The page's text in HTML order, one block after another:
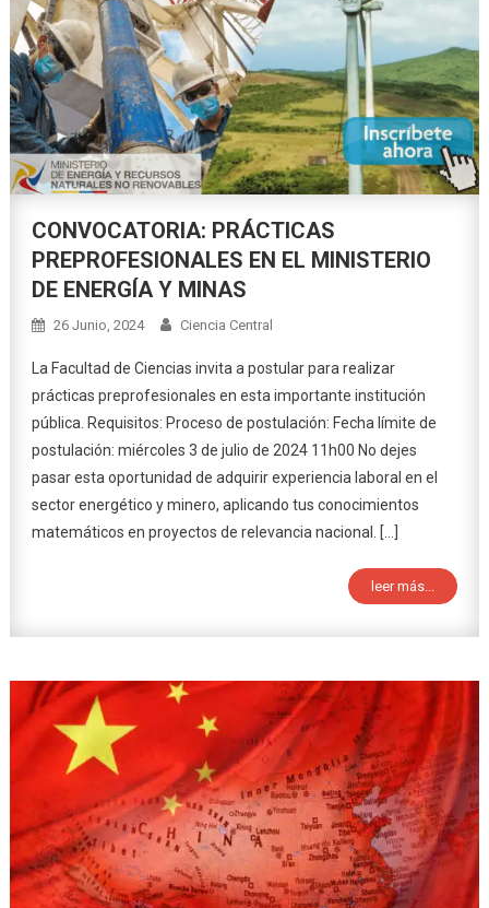
CONVOCATORIA: PRÁCTICAS
PREPROFESIONALES EN EL MINISTERIO
DE ENERGÍA Y MINAS
26 Junio, 2024 Ciencia Central
La Facultad de Ciencias invita a postular para realizar
prácticas preprofesionales en esta importante institución
pública. Requisitos: Proceso de postulación: Fecha límite de
postulación: miércoles 3 de julio de 2024 11h00 No dejes
pasar esta oportunidad de adquirir experiencia laboral en el
sector energético y minero, aplicando tus conocimientos
matemáticos en proyectos de relevancia nacional. […]
leer más...